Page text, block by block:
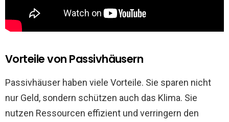
Vorteile von Passivhäusern
Passivhäuser haben viele Vorteile. Sie sparen nicht
nur Geld, sondern schützen auch das Klima. Sie
nutzen Ressourcen effizient und verringern den